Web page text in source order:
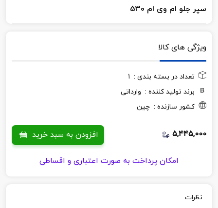
سپر جلو ام وی ام 530
ویژگی های کالا
تعداد در بسته بندی : 1
برند تولید کننده : وارداتی
کشور سازنده : چین
5,445,000 افزودن به سبد خرید
امکان پرداخت به صورت اعتباری و اقساطی
نظرات